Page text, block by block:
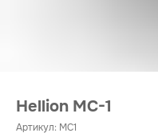
Hellion MC-1
Артикул: MC1